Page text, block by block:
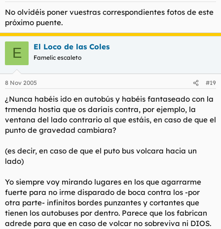
No olvidéis poner vuestras correspondientes fotos de este
próximo puente.
E El Loco de las Coles
Famelic escaleto
8 Nov 2005 #19
¿Nunca habéis ido en autobús y habéis fantaseado con la
trmenda hostia que os daríais contra, por ejemplo, la
ventana del lado contrario al que estáis, en caso de que el
punto de gravedad cambiara?
(es decir, en caso de que el puto bus volcara hacia un
lado)
Yo siempre voy mirando lugares en los que agarrarme
fuerte para no irme disparado de boca contra los -por
otra parte- infinitos bordes punzantes y cortantes que
tienen los autobuses por dentro. Parece que los fabrican
adrede para que en caso de volcar no sobreviva ni DIOS.